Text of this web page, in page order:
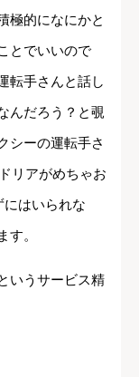
極的になにかと
とでいいので
転手さんと話し
んだろう？と覗
シーの運転手さ
リアがめちゃお
にはいられな
す。
いうサービス精